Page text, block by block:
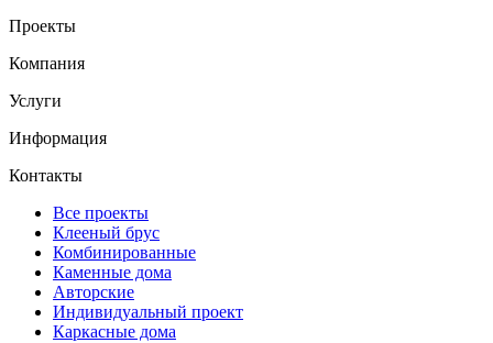
Проекты
Компания
Услуги
Информация
Контакты
Все проекты
Клееный брус
Комбинированные
Каменные дома
Авторские
Индивидуальный проект
Каркасные дома